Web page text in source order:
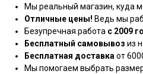
Мы реальный магазин, куда
Отличные цены! Ведь мы
Безупречная работа с 2009
Бесплатный самовывоз из
Бесплатная доставкаот
Мы помогаем выбрать